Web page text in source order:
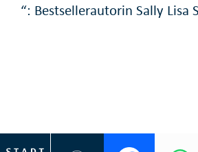
“: Bestsellerautorin Sally Lisa